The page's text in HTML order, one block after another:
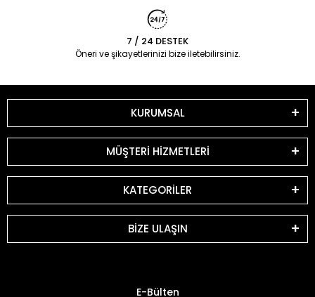
7 / 24 DESTEK
Öneri ve şikayetlerinizi bize iletebilirsiniz.
KURUMSAL
MÜŞTERİ HİZMETLERİ
KATEGORİLER
BİZE ULAŞIN
E-Bülten